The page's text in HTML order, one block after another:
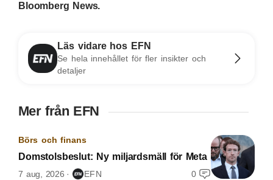
Bloomberg News.
Läs vidare hos EFN
Se hela innehållet för fler insikter och
detaljer
Mer från EFN
Börs och finans
Domstolsbeslut: Ny miljardsmäll för Meta
7 aug, 2026 EFN 0